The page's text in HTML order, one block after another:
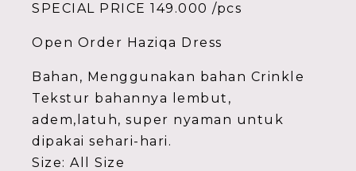
SPECIAL PRICE 149.000 /pcs
Open Order Haziqa Dress
Bahan, Menggunakan bahan Crinkle
Tekstur bahannya lembut,
adem,latuh, super nyaman untuk
dipakai sehari-hari.
Size: All Size